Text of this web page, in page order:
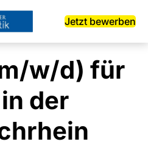
Jetzt bewerben
w/d) für
der